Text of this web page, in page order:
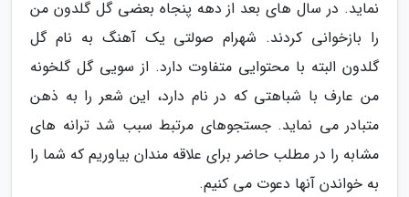
نماید. در سال های بعد از دهه پنجاه بعضی گل گلدون من
را بازخوانی کردند. شهرام صولتی یک آهنگ به نام گل
گلدون البته با محتوایی متفاوت دارد. از سویی گل گلخونه
من عارف با شباهتی که در نام دارد، این شعر را به ذهن
متبادر می نماید. جستجوهای مرتبط سبب شد ترانه های
مشابه را در مطلب حاضر برای علاقه مندان بیاوریم که شما را
به خواندن آنها دعوت می کنیم.